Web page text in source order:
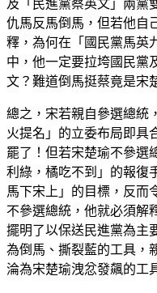
及「民進黨蔡英文」兩黨
仇馬反馬倒馬，但若他自
釋，為何在「國民黨馬英
中，他一定要拉垮國民黨
文？難道倒馬挺蔡竟是宋
總之，宋若親自參選總統
火提名」的立委布局即具
罷了！但若宋楚瑜不參選
利綠，橘吃不到」的報復
馬下宋上」的目標，反而
不參選總統，他就必須解
擺明了以保送民進黨為主
為倒馬、撕裂藍的工具，
淪為宋楚瑜洩忿發飆的工